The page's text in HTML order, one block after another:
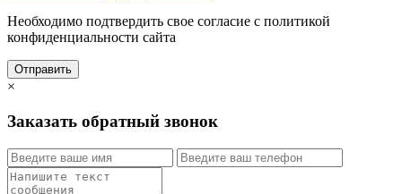
Необходимо подтвердить свое согласие с политикой
конфиденциальности сайта
Отправить
×
Заказать обратный звонок